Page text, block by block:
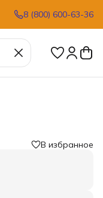
8 (800) 600-63-36
В избранное